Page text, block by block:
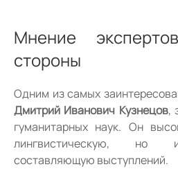
Мнение
стороны
Одним из самых
Дмитрий Иванович Кузнецов,
гуманитарных наук. Он
лингвистическую, но
составляющую выступлений.